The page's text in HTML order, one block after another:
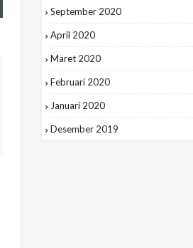
September 2020
April 2020
Maret 2020
Februari 2020
Januari 2020
Desember 2019